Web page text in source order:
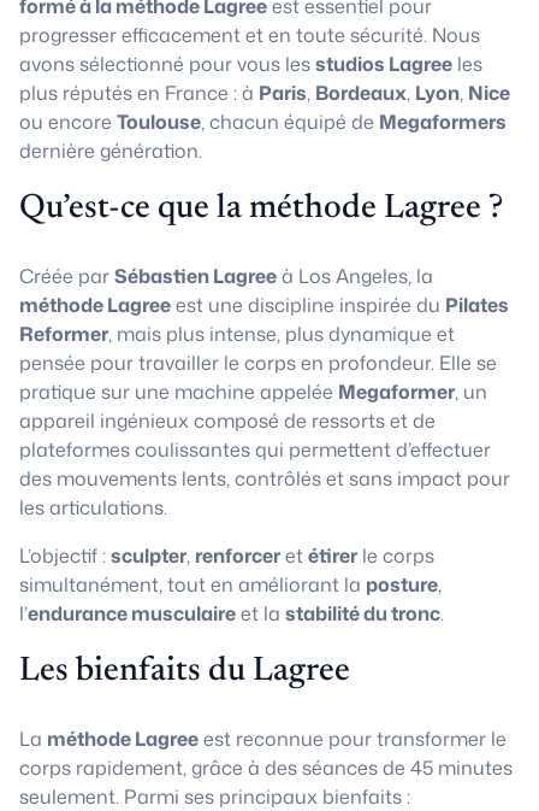
formé à la méthode Lagreeest essentiel pour
progresser efficacement et en toute sécurité. Nous
avons sélectionné pour vous lesstudios Lagree les
plus réputés en France : à Paris, Bordeaux, Lyon, Nice
ou encore Toulouse, chacun équipé de Megaformers
dernière génération.
Qu’est-ce que la méthode Lagree ?
Créée parSébastien Lagreeà Los Angeles, la
méthode Lagreeest une discipline inspirée du Pilates
Reformer, mais plus intense, plus dynamique et
pensée pour travailler le corps en profondeur. Elle se
pratique sur une machine appelée Megaformer, un
appareil ingénieux composé de ressorts et de
plateformes coulissantes qui permettent d’effectuer
des mouvements lents, contrôlés et sans impact pour
les articulations.
L’objectif :sculpter, renforceretétirerle corps
simultanément, tout en améliorant la posture,
l’endurance musculaireet la stabilité du tronc.
Les bienfaits du Lagree
La méthode Lagreeest reconnue pour transformer le
corps rapidement, grâce à des séances de 45 minutes
seulement. Parmi ses principaux bienfaits :